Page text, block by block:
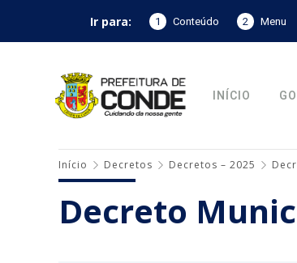
Ir para: 1 Conteúdo 2 Menu
INÍCIO
Início Decretos Decretos – 2025
Decreto